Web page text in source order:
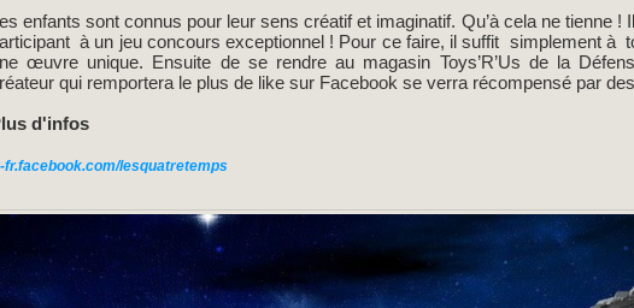
enfants sont connus pour leur sens créatif et imaginatif. Qu’à cela ne tienne
à un jeu concours exceptionnel ! Pour ce faire, il suffit simplement à
œuvre unique. Ensuite de se rendre au magasin Toys’R’Us de la
qui remportera le plus de like sur Facebook se verra récompensé par
d'infos
fr.facebook.com/lesquatretemps